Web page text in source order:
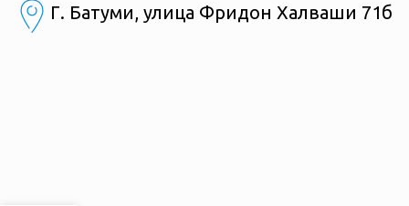
Г. Батуми, улица Фридон Халваши 71б